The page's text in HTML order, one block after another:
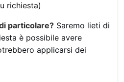
richiesta)
particolare? Saremo lieti di
è possibile avere
applicarsi dei